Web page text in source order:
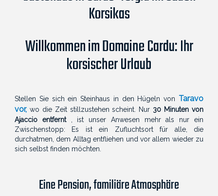
Korsikas
Willkommen im Domaine Cardu: Ihr
korsischer Urlaub
Stellen Sie sich ein Steinhaus in den Hügeln von Taravo
vor, wo die Zeit stillzustehen scheint. Nur 30 Minuten von
Ajaccio entfernt, ist unser Anwesen mehr als nur ein
Zwischenstopp: Es ist ein Zufluchtsort für alle, die
durchatmen, dem Alltag entfliehen und vor allem wieder zu
sich selbst finden möchten.
Eine Pension, familiäre Atmosphäre